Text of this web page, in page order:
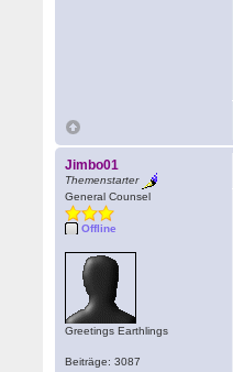
Jimbo01
Themenstarter
General Counsel
Offline
Greetings Earthlings
Beiträge: 3087